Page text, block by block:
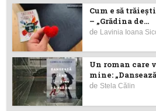
Cum e să
– „Grădina de...
de Lavinia Ioana
Un roman care
mine:
de Stela Călin